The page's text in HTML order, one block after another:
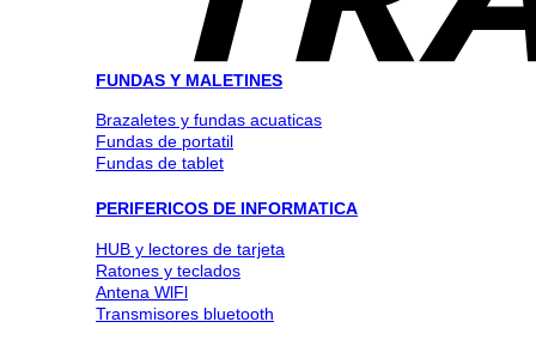
FUNDAS Y MALETINES
Brazaletes y fundas acuaticas
Fundas de portatil
Fundas de tablet
PERIFERICOS DE INFORMATICA
HUB y lectores de tarjeta
Ratones y teclados
Antena WlFl
Transmisores bluetooth